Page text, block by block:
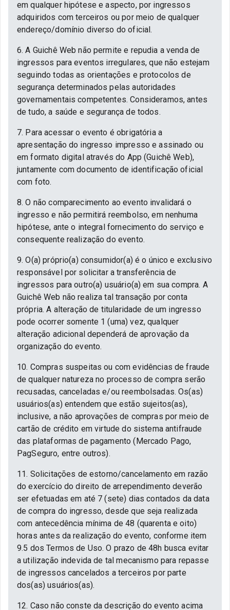
em qualquer hipótese e aspecto, por ingressos
adquiridos com terceiros ou por meio de qualquer
endereço/domínio diverso do oficial.
6. A Guichê Web não permite e repudia a venda de
ingressos para eventos irregulares, que não estejam
seguindo todas as orientações e protocolos de
segurança determinados pelas autoridades
governamentais competentes. Consideramos, antes
de tudo, a saúde e segurança de todos.
7. Para acessar o evento é obrigatória a
apresentação do ingresso impresso e assinado ou
em formato digital através do App (Guichê Web),
juntamente com documento de identificação oficial
com foto.
8. O não comparecimento ao evento invalidará o
ingresso e não permitirá reembolso, em nenhuma
hipótese, ante o integral fornecimento do serviço e
consequente realização do evento.
9. O(a) próprio(a) consumidor(a) é o único e exclusivo
responsável por solicitar a transferência de
ingressos para outro(a) usuário(a) em sua compra. A
Guichê Web não realiza tal transação por conta
própria. A alteração de titularidade de um ingresso
pode ocorrer somente 1 (uma) vez, qualquer
alteração adicional dependerá de aprovação da
organização do evento.
10. Compras suspeitas ou com evidências de fraude
de qualquer natureza no processo de compra serão
recusadas, canceladas e/ou reembolsadas. Os(as)
usuários(as) entendem que estão sujeitos(as),
inclusive, a não aprovações de compras por meio de
cartão de crédito em virtude do sistema antifraude
das plataformas de pagamento (Mercado Pago,
PagSeguro, entre outros).
11. Solicitações de estorno/cancelamento em razão
do exercício do direito de arrependimento deverão
ser efetuadas em até 7 (sete) dias contados da data
de compra do ingresso, desde que seja realizada
com antecedência mínima de 48 (quarenta e oito)
horas antes da realização do evento, conforme item
9.5 dos Termos de Uso. O prazo de 48h busca evitar
a utilização indevida de tal mecanismo para repasse
de ingressos cancelados a terceiros por parte
dos(as) usuários(as).
12. Caso não conste da descrição do evento acima